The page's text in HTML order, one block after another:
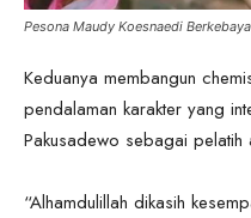
Pesona Maudy Koesnaedi
Keduanya membangun
pendalaman karakter yang
Pakusadewo sebagai pelatih
“Alhamdulillah dikasih